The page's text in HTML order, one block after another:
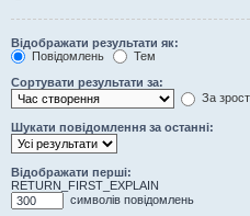
Відображати результати як:
Повідомлень
Тем
Сортувати результати за:
За
Шукати повідомлення за останні:
Відображати перші:
RETURN_FIRST_EXPLAIN
символів повідомлень